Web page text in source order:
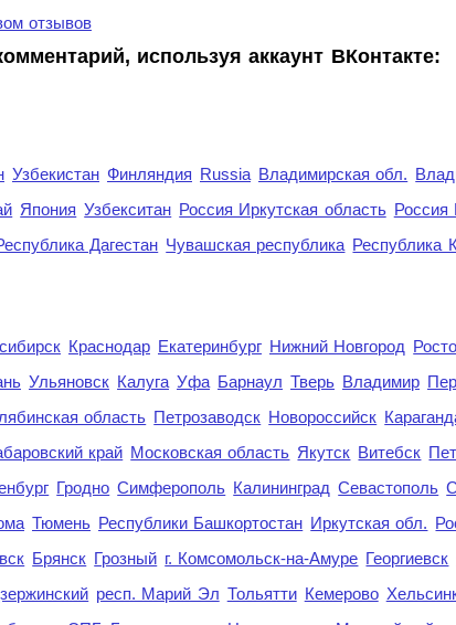
отзывов
используя аккаунт ВКонтакте:
Узбекистан Финляндия Russia Владимирская обл.
Япония Узбекситан Россия Иркутская область Россия
Дагестан Чувашская республика Республика
Краснодар Екатеринбург Нижний Новгород
Ульяновск Калуга Уфа Барнаул Тверь Владимир
область Петрозаводск Новороссийск
край Московская область Якутск Витебск
Гродно Симферополь Калининград Севастополь
Тюмень Республики Башкортостан Иркутская обл.
Брянск Грозный г. Комсомольск-на-Амуре Георгиевск
респ. Марий Эл Тольятти Кемерово